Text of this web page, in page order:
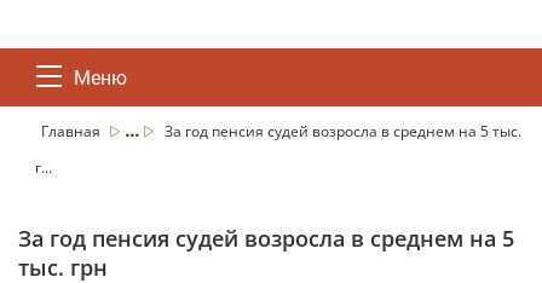
Меню
Главная ...
За год пенсия судей возросла в среднем на 5 тыс.
г...
За год пенсия судей возросла в среднем на 5
тыс. грн